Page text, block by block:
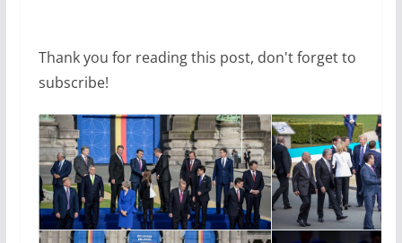
Thank you for reading this post, don't forget to
subscribe!